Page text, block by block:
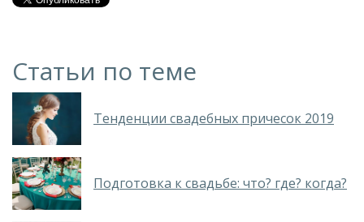
Статьи по теме
Тенденции свадебных причесок 2019
Подготовка к свадьбе: что? где? когда?